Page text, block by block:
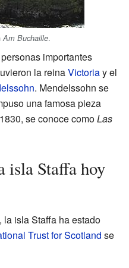
Am Buchaille.
importantes
la reinaVictoriay el
. Mendelssohn se
una famosa pieza
se conoce comoLas
isla Staffa hoy
isla Staffa ha estado
Trust for Scotland se